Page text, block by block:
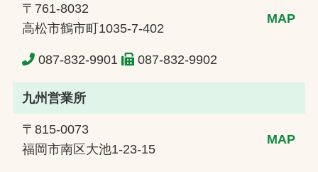
〒761-8032
高松市鶴市町1035-7-402
MAP
087-832-9901 087-832-9902
九州営業所
〒815-0073
福岡市南区大池1-23-15
MAP